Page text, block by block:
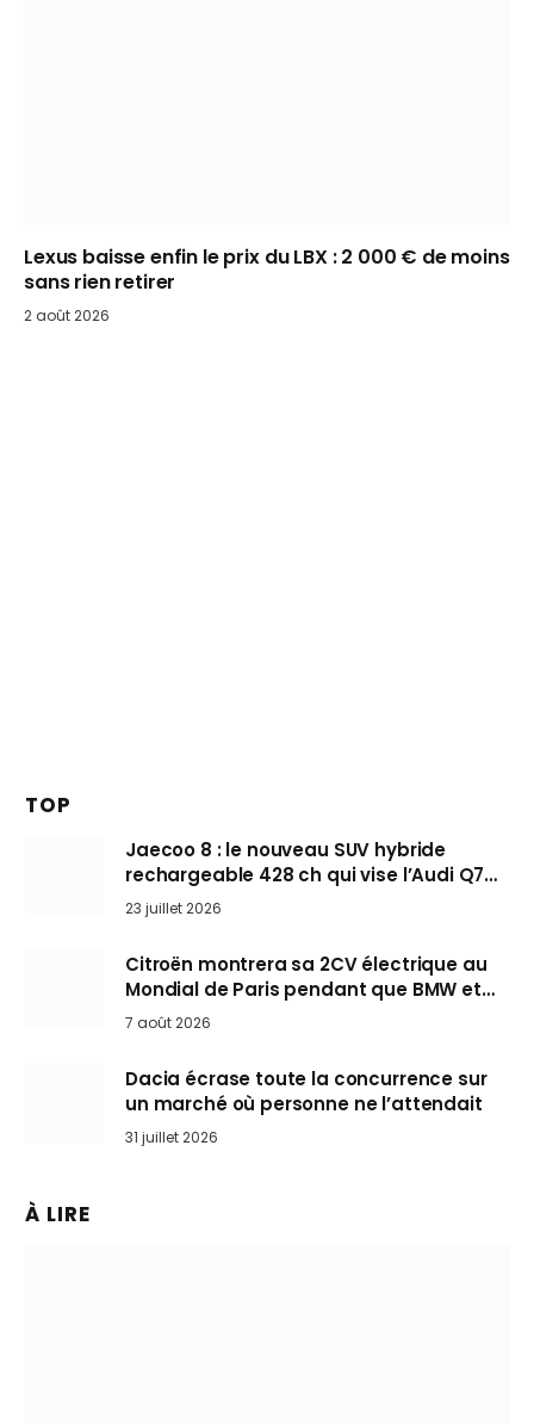
Lexus baisse enfin le prix du LBX : 2 000 € de moins
sans rien retirer
2 août 2026
TOP
Jaecoo 8 : le nouveau SUV hybride
rechargeable 428 ch qui vise l’Audi Q7
arrive en Europe cet automne
23 juillet 2026
Citroën montrera sa 2CV électrique au
Mondial de Paris pendant que BMW et
Mini désertent le salon
7 août 2026
Dacia écrase toute la concurrence sur
un marché où personne ne l’attendait
31 juillet 2026
À LIRE